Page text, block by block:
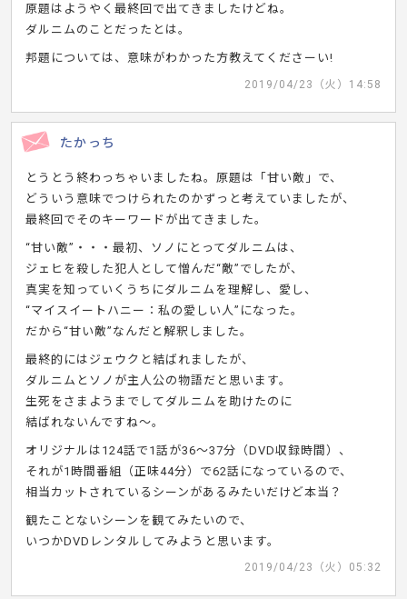
原題はようやく最終回で出てきましたけどね。
ダルニムのことだったとは。
邦題については、意味がわかった方教えてくださーい!
2019/04/23（火）14:58
たかっち
とうとう終わっちゃいましたね。原題は「甘い敵」で、
どういう意味でつけられたのかずっと考えていましたが、
最終回でそのキーワードが出てきました。
“甘い敵”・・・最初、ソノにとってダルニムは、
ジェヒを殺した犯人として憎んだ“敵”でしたが、
真実を知っていくうちにダルニムを理解し、愛し、
“マイスイートハニー：私の愛しい人”になった。
だから“甘い敵”なんだと解釈しました。
最終的にはジェウクと結ばれましたが、
ダルニムとソノが主人公の物語だと思います。
生死をさまようまでしてダルニムを助けたのに
結ばれないんですね～。
オリジナルは124話で1話が36～37分（DVD収録時間）、
それが1時間番組（正味44分）で62話になっているので、
相当カットされているシーンがあるみたいだけど本当？
観たことないシーンを観てみたいので、
いつかDVDレンタルしてみようと思います。
2019/04/23（火）05:32